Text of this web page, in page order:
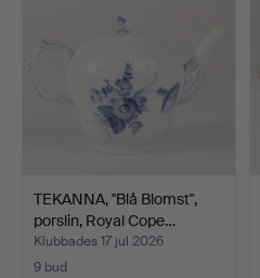
TEKANNA, "Blå Blomst",
porslin, Royal Cope…
Klubbades 17 jul 2026
9 bud